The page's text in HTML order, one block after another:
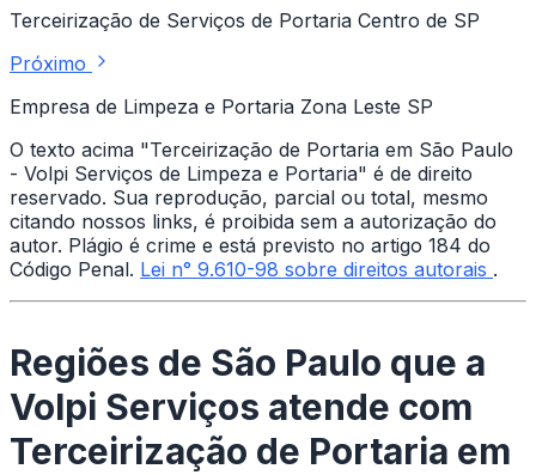
Terceirização de Serviços de Portaria Centro de SP
Próximo
Empresa de Limpeza e Portaria Zona Leste SP
O texto acima "Terceirização de Portaria em São Paulo
- Volpi Serviços de Limpeza e Portaria" é de direito
reservado. Sua reprodução, parcial ou total, mesmo
citando nossos links, é proibida sem a autorização do
autor. Plágio é crime e está previsto no artigo 184 do
Código Penal. Lei n° 9.610-98 sobre direitos autorais .
Regiões de São Paulo que a
Volpi Serviços atende com
Terceirização de Portaria em